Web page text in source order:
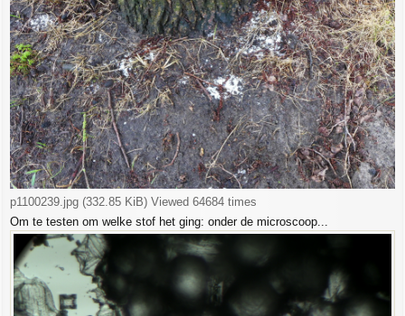
p1100239.jpg (332.85 KiB) Viewed 64684 times
Om te testen om welke stof het ging: onder de microscoop...